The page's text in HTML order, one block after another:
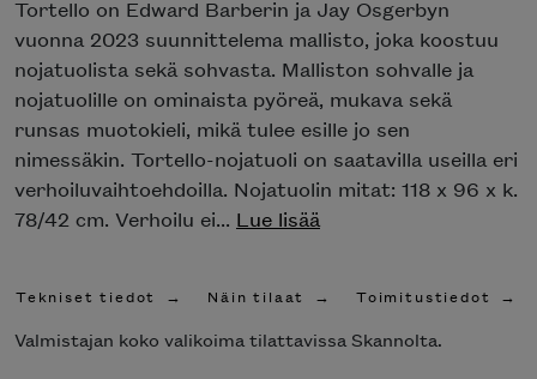
Tortello on Edward Barberin ja Jay Osgerbyn
vuonna 2023 suunnittelema mallisto, joka koostuu
nojatuolista sekä sohvasta. Malliston sohvalle ja
nojatuolille on ominaista pyöreä, mukava sekä
runsas muotokieli, mikä tulee esille jo sen
nimessäkin. Tortello-nojatuoli on saatavilla useilla eri
verhoiluvaihtoehdoilla. Nojatuolin mitat: 118 x 96 x k.
78/42 cm. Verhoilu ei... Lue lisää
Tekniset tiedot Näin tilaat Toimitustiedot
Valmistajan koko valikoima tilattavissa Skannolta.